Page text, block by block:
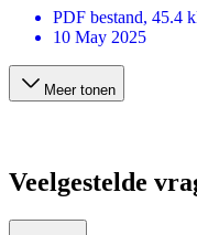
PDF bestand, 45.4
10 May 2025
Meer tonen
Veelgestelde